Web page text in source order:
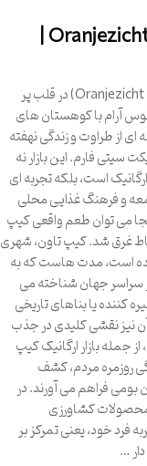
بازار کشاورزی Oranjezicht City Farm |
بازار محصولات کشاورزی (Oranjezicht City Farm) در قلب پر
آرام با کوهستان های
از طراوت و زندگی نهفته
سیتی فارم. این بازار نه
است، بلکه تجربه ای
و فرهنگ غذایی محلی
می توان طعم واقعی کیپ
غرق شد. کیپ تاون، شهری
است، مدت هاست که به
سراسر جهان شناخته می
کننده یا بناهای تاریخی
نیز نقشی کلیدی در جذب
از جمله بازار ارگانیک کیپ
روزمره مردم، کشف
بومی فراهم می آورند. در
محصولات کشاورزی
فرد خود، یعنی تمرکز بر
…